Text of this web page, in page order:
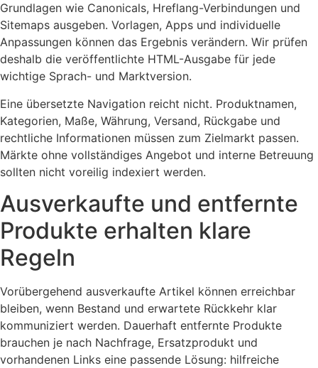
Grundlagen wie Canonicals, Hreflang-Verbindungen und
Sitemaps ausgeben. Vorlagen, Apps und individuelle
Anpassungen können das Ergebnis verändern. Wir prüfen
deshalb die veröffentlichte HTML-Ausgabe für jede
wichtige Sprach- und Marktversion.
Eine übersetzte Navigation reicht nicht. Produktnamen,
Kategorien, Maße, Währung, Versand, Rückgabe und
rechtliche Informationen müssen zum Zielmarkt passen.
Märkte ohne vollständiges Angebot und interne Betreuung
sollten nicht voreilig indexiert werden.
Ausverkaufte und entfernte
Produkte erhalten klare
Regeln
Vorübergehend ausverkaufte Artikel können erreichbar
bleiben, wenn Bestand und erwartete Rückkehr klar
kommuniziert werden. Dauerhaft entfernte Produkte
brauchen je nach Nachfrage, Ersatzprodukt und
vorhandenen Links eine passende Lösung: hilfreiche